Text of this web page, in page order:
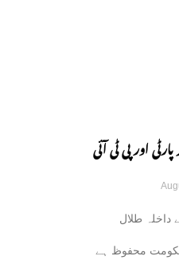
اور پی ٹی آئی
ہیں: طلال چوہدری
داخلہ طلال
محفوظ ہے